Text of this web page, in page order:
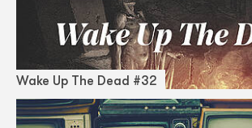
Wake Up The Dead #32